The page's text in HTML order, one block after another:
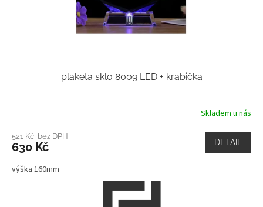
plaketa sklo 8009 LED + krabička
Skladem u nás
521 Kč bez DPH
630 Kč DETAIL
výška 160mm